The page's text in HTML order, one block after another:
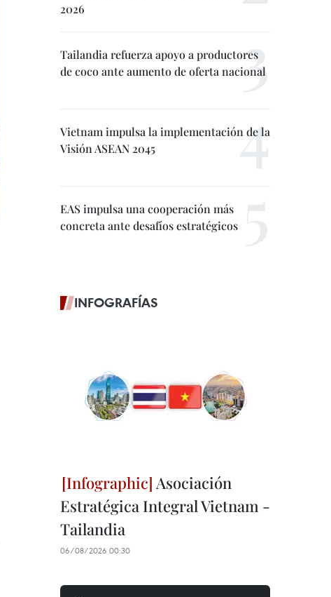
2026
Tailandia refuerza apoyo a productores
de coco ante aumento de oferta nacional
Vietnam impulsa la implementación de la
Visión ASEAN 2045
EAS impulsa una cooperación más
concreta ante desafíos estratégicos
INFOGRAFÍAS
Asociación
Estratégica Integral Vietnam -
Tailandia
06/08/2026 00:30